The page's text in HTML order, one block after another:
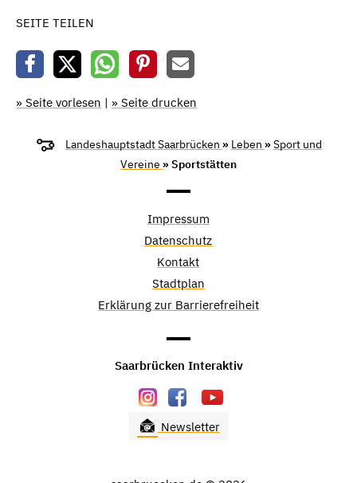
SEITE TEILEN
» Seite vorlesen | » Seite drucken
Landeshauptstadt Saarbrücken » Leben »Sport und
Vereine » Sportstätten
Impressum
Datenschutz
Kontakt
Stadtplan
Erklärung zur Barrierefreiheit
Saarbrücken Interaktiv
Newsletter